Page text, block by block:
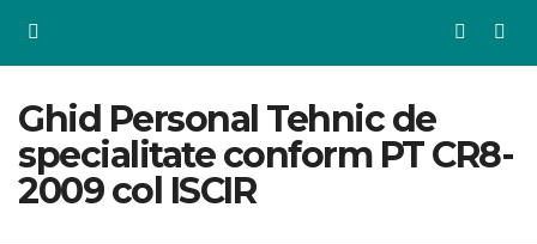
Ghid Personal Tehnic de
specialitate conform PT CR8-
2009 col ISCIR